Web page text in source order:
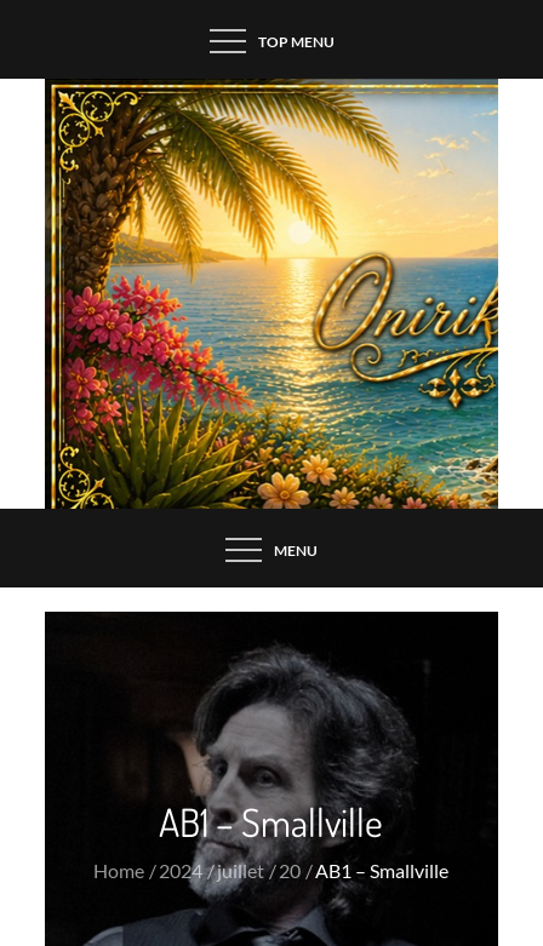
content
TOP MENU
MENU
AB1 – Smallville
Home 2024 juillet 20 AB1 – Smallville